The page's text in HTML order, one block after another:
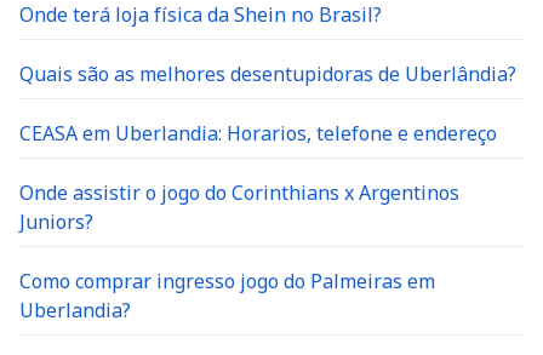
Onde terá loja física da Shein no Brasil?
Quais são as melhores desentupidoras de Uberlândia?
CEASA em Uberlandia: Horarios, telefone e endereço
Onde assistir o jogo do Corinthians x Argentinos
Juniors?
Como comprar ingresso jogo do Palmeiras em
Uberlandia?